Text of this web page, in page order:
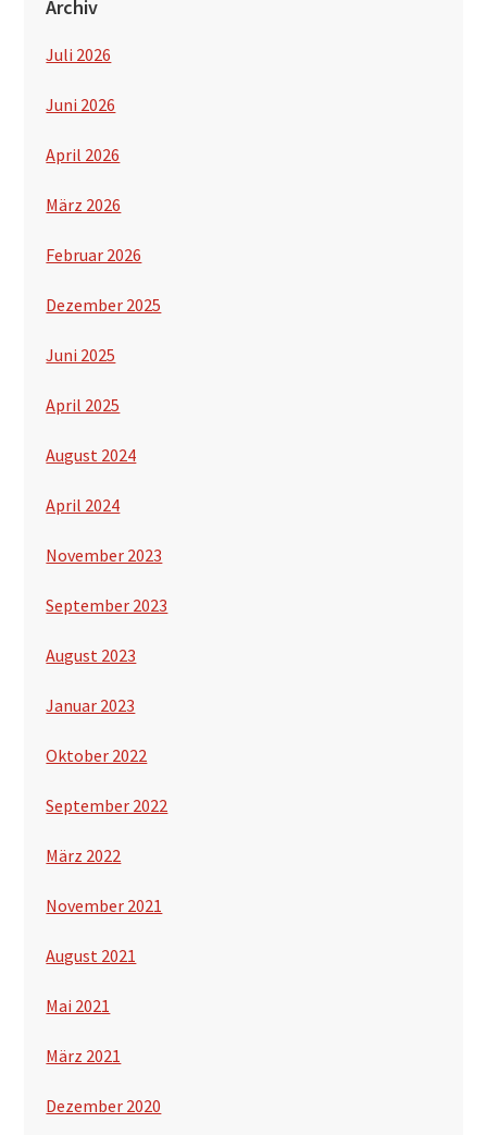
Archiv
Juli 2026
Juni 2026
April 2026
März 2026
Februar 2026
Dezember 2025
Juni 2025
April 2025
August 2024
April 2024
November 2023
September 2023
August 2023
Januar 2023
Oktober 2022
September 2022
März 2022
November 2021
August 2021
Mai 2021
März 2021
Dezember 2020